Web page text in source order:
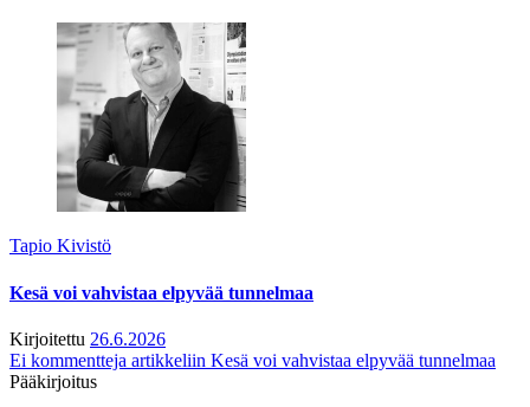
Tapio Kivistö
Kesä voi vahvistaa elpyvää tunnelmaa
Kirjoitettu 26.6.2026
Ei kommentteja artikkeliin Kesä voi vahvistaa elpyvää tunnelmaa
Pääkirjoitus